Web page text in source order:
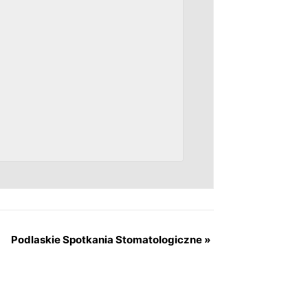
Podlaskie Spotkania Stomatologiczne »